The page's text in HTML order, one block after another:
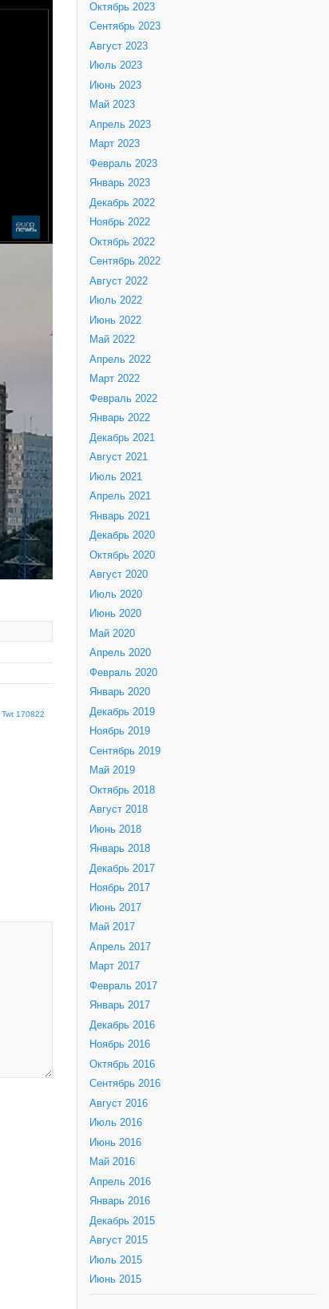
Twt 170822
Октябрь 2023
Сентябрь 2023
Август 2023
Июль 2023
Июнь 2023
Май 2023
Апрель 2023
Март 2023
Февраль 2023
Январь 2023
Декабрь 2022
Ноябрь 2022
Октябрь 2022
Сентябрь 2022
Август 2022
Июль 2022
Июнь 2022
Май 2022
Апрель 2022
Март 2022
Февраль 2022
Январь 2022
Декабрь 2021
Август 2021
Июль 2021
Апрель 2021
Январь 2021
Декабрь 2020
Октябрь 2020
Август 2020
Июль 2020
Июнь 2020
Май 2020
Апрель 2020
Февраль 2020
Январь 2020
Декабрь 2019
Ноябрь 2019
Сентябрь 2019
Май 2019
Октябрь 2018
Август 2018
Июнь 2018
Январь 2018
Декабрь 2017
Ноябрь 2017
Июнь 2017
Май 2017
Апрель 2017
Март 2017
Февраль 2017
Январь 2017
Декабрь 2016
Ноябрь 2016
Октябрь 2016
Сентябрь 2016
Август 2016
Июль 2016
Июнь 2016
Май 2016
Апрель 2016
Январь 2016
Декабрь 2015
Август 2015
Июль 2015
Июнь 2015